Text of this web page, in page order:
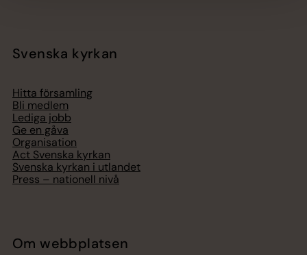
Svenska kyrkan
Hitta församling
Bli medlem
Lediga jobb
Ge en gåva
Organisation
Act Svenska kyrkan
Svenska kyrkan i utlandet
Press – nationell nivå
Om webbplatsen